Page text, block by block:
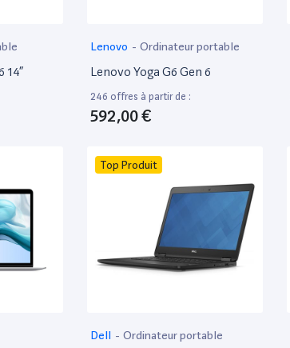
14”
Lenovo - Ordinateur portable
Lenovo Yoga G6 Gen 6
246 offres à partir de :
592,00 €
Top Produit
Dell - Ordinateur portable